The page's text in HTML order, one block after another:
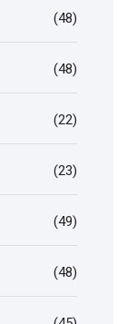
(48)
(48)
(22)
(23)
(49)
(48)